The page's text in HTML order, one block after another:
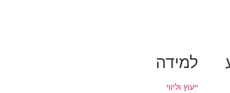
למידה
ייעוץ וליווי